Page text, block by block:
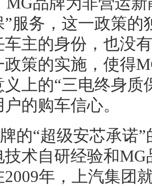
服务，这一政策的
车主的身份，也没
政策的实施，使得
上的“三电终身质
的购车信心。
的“超级安芯承诺
技术自研经验和
年，上汽集团